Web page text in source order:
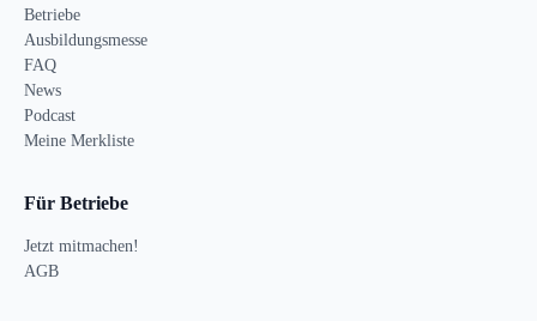
Betriebe
Ausbildungsmesse
FAQ
News
Podcast
Meine Merkliste
Für Betriebe
Jetzt mitmachen!
AGB